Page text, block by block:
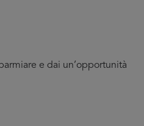
e dai un’opportunità